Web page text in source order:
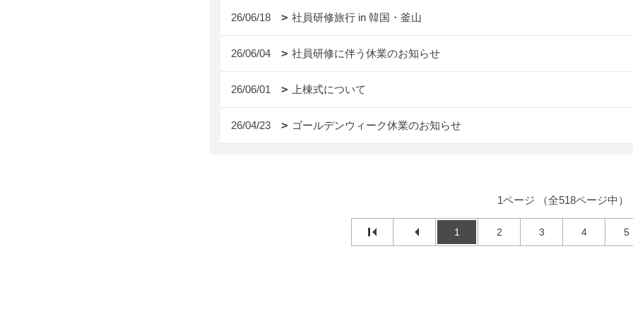
26/06/18 社員研修旅行 in 韓国・釜山
26/06/04 社員研修に伴う休業のお知らせ
26/06/01 上棟式について
26/04/23 ゴールデンウィーク休業のお知らせ
1ページ （全518ページ中）
1 2 3 4 5